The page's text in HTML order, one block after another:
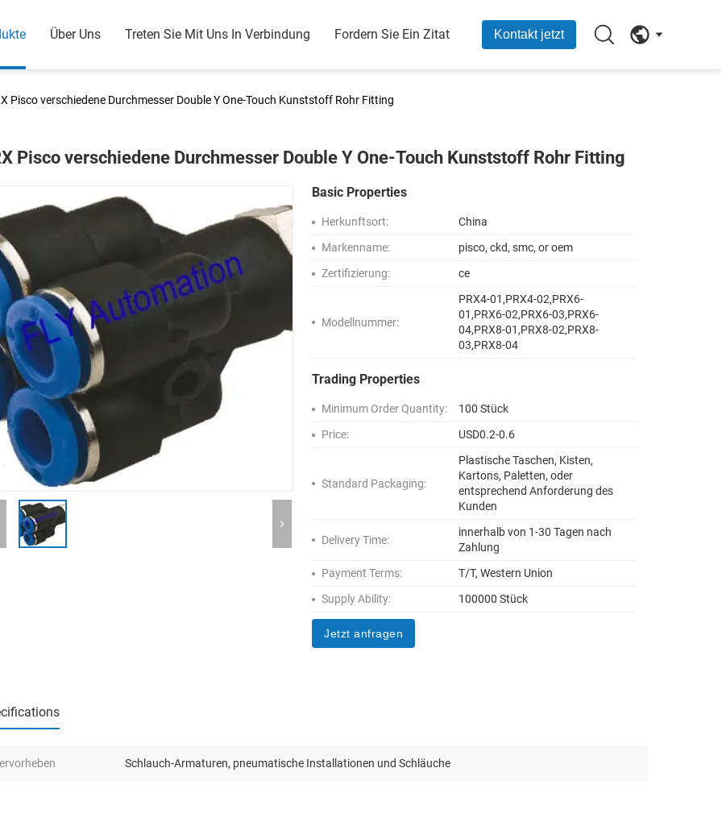
Über Uns Treten Sie Mit Uns In Verbindung Fordern Sie Ein Zitat Kontakt jetzt
Pisco verschiedene Durchmesser Double Y One-Touch Kunststoff Rohr Fitting
Pisco verschiedene Durchmesser Double Y One-Touch Kunststoff Rohr Fitting
Basic Properties
Herkunftsort:
China
Markenname:
pisco, ckd, smc, or oem
Zertifizierung:
ce
Modellnummer:
PRX4-01,PRX4-02,PRX6-
01,PRX6-02,PRX6-03,PRX6-
04,PRX8-01,PRX8-02,PRX8-
03,PRX8-04
Trading Properties
Minimum Order Quantity:
100 Stück
Price:
USD0.2-0.6
Standard Packaging:
Plastische Taschen, Kisten,
Kartons, Paletten, oder
entsprechend Anforderung des
Kunden
Delivery Time:
innerhalb von 1-30 Tagen nach
Zahlung
Payment Terms:
T/T, Western Union
Supply Ability:
100000 Stück
Jetzt anfragen
Schlauch-Armaturen, pneumatische Installationen und Schläuche